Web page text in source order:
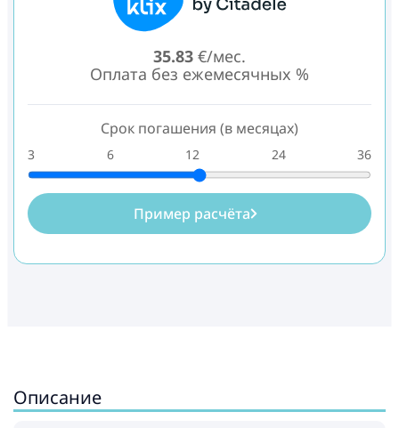
35.83 €/мес.
Оплата без ежемесячных %
Срок погашения (в месяцах)
3 6 12 24 36
Пример расчёта
Описание